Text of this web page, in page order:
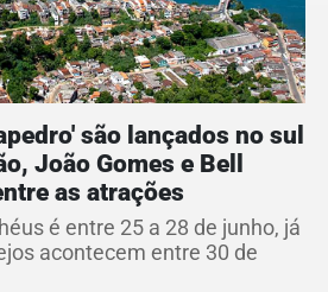
são lançados no sul
João Gomes e Bell
as atrações
é entre 25 a 28 de junho, já
acontecem entre 30 de